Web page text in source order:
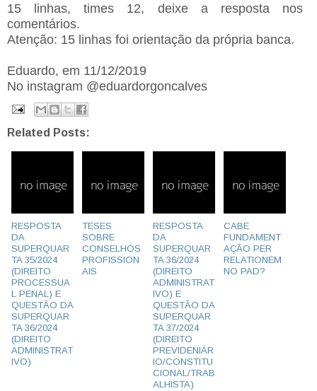
15 linhas, times 12, deixe a resposta nos
comentários.
Atenção: 15 linhas foi orientação da própria banca.
Eduardo, em 11/12/2019
No instagram @eduardorgoncalves
Related Posts:
RESPOSTA
DA
SUPERQUAR
TA 35/2024
(DIREITO
PROCESSUA
L PENAL) E
QUESTÃO DA
SUPERQUAR
TA 36/2024
(DIREITO
ADMINISTRAT
IVO)
TESES
SOBRE
CONSELHOS
PROFISSION
AIS
RESPOSTA
DA
SUPERQUAR
TA 36/2024
(DIREITO
ADMINISTRAT
IVO) E
QUESTÃO DA
SUPERQUAR
TA 37/2024
(DIREITO
PREVIDENIÁR
IO/CONSTITU
CIONAL/TRAB
ALHISTA)
CABE
FUNDAMENT
AÇÃO PER
RELATIONEM
NO PAD?